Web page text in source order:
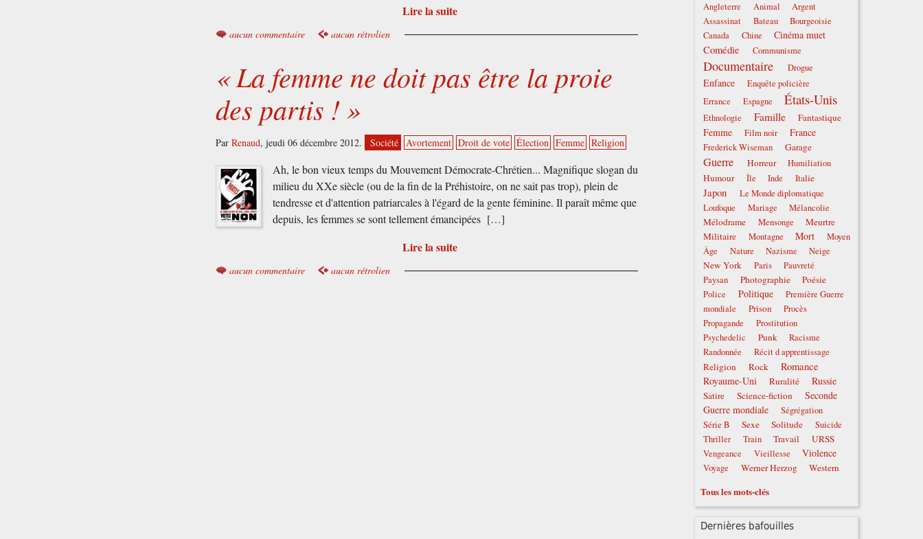
Lire la suite
aucun commentaire aucun rétrolien
« La femme ne doit pas être la proie
des partis ! »
ParRenaud,jeudi 06 décembre 2012. Société Avortement Droit de vote Élection Femme Religion
Ah, le bon vieux temps du Mouvement Démocrate-Chrétien... Magnifique slogan du
milieu du XXe siècle (ou de la fin de la Préhistoire, on ne sait pas trop), plein de
tendresse et d'attention patriarcales à l'égard de la gente féminine. Il paraît même que
depuis, les femmes se sont tellement émancipées […]
Lire la suite
aucun commentaire aucun rétrolien
Angleterre
Animal
Argent
Assassinat
Bateau
Bourgeoisie
Canada
Chine Cinéma muet
Comédie Communisme
Documentaire Drogue
Enfance
Enquête policière
Errance
Espagne États-Unis
Ethnologie Famille Fantastique
Femme Film noir France
Frederick Wiseman Garage
Guerre Horreur Humiliation
Humour Île Inde Italie
Japon
Le Monde diplomatique
Loufoque
Mariage Mélancolie
Mélodrame Mensonge
Meurtre
Militaire
Montagne Mort
Moyen
Âge
Nature Nazisme Neige
New York Paris
Pauvreté
Paysan
Photographie Poésie
Police Politique
Première Guerre
mondiale
Prison
Procès
Propagande
Prostitution
Psychedelic
Punk
Racisme
Randonnée
Récit d apprentissage
Religion Rock Romance
Royaume-Uni Ruralité Russie
Satire Science-fiction
Seconde
Guerre mondiale
Ségrégation
Série B
Sexe Solitude
Suicide
Thriller
Train Travail URSS
Vengeance Vieillesse Violence
Voyage Werner Herzog Western
Tous les mots-clés
Dernières bafouilles